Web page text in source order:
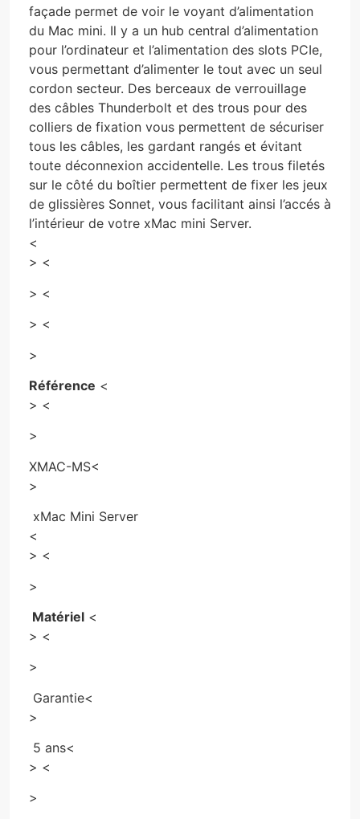
façade permet de voir le voyant d’alimentation
du Mac mini. Il y a un hub central d’alimentation
pour l’ordinateur et l’alimentation des slots PCIe,
vous permettant d’alimenter le tout avec un seul
cordon secteur. Des berceaux de verrouillage
des câbles Thunderbolt et des trous pour des
colliers de fixation vous permettent de sécuriser
tous les câbles, les gardant rangés et évitant
toute déconnexion accidentelle. Les trous filetés
sur le côté du boîtier permettent de fixer les jeux
de glissières Sonnet, vous facilitant ainsi l’accés à
l’intérieur de votre xMac mini Server.
<
> <
> <
> <
>
Référence <
> <
>
XMAC-MS<
>
xMac Mini Server
<
> <
>
Matériel <
> <
>
Garantie<
>
5 ans<
> <
>